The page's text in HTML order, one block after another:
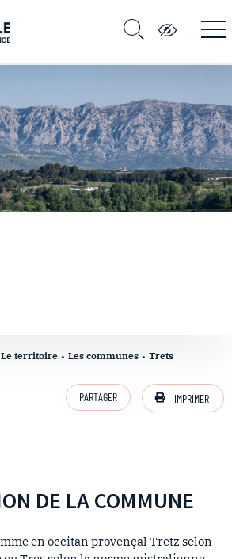
Le territoire Les communes Trets
PARTAGER IMPRIMER
DE LA COMMUNE
en occitan provençal Tretz selon